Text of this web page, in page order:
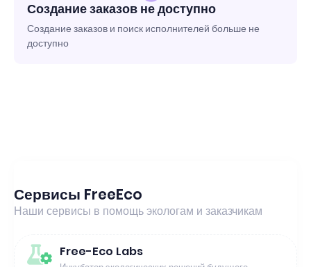
Создание заказов не доступно
Создание заказов и поиск исполнителей больше не
доступно
Сервисы FreeEco
Наши сервисы в помощь экологам и заказчикам
Free-Eco Labs